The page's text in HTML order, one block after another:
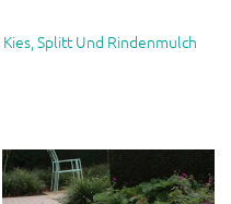
Kies, Splitt Und Rindenmulch